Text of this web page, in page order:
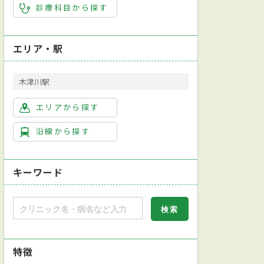
診療科目から探す
エリア・駅
木津川駅
エリアから探す
沿線から探す
キーワード
特徴